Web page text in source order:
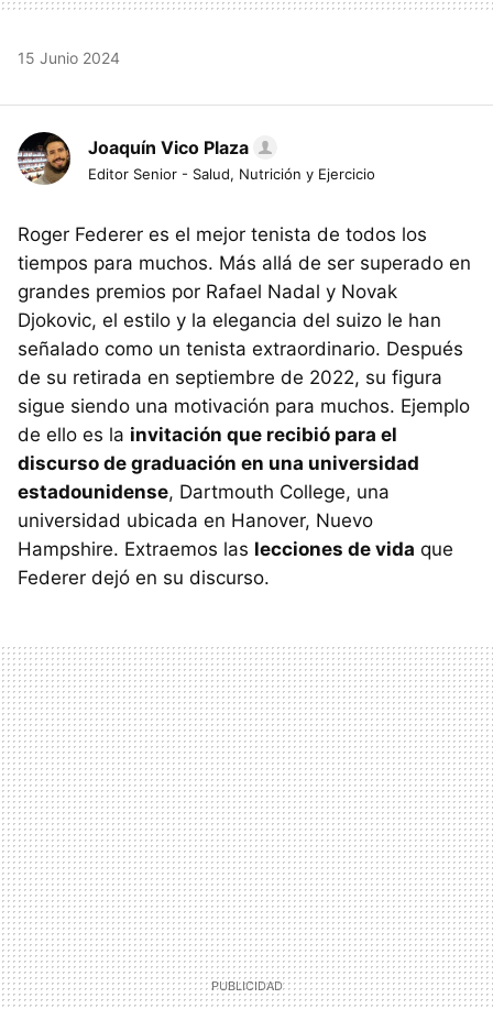
15 Junio 2024
Joaquín Vico Plaza
Editor Senior - Salud, Nutrición y Ejercicio
Roger Federer es el mejor tenista de todos los
tiempos para muchos. Más allá de ser superado en
grandes premios por Rafael Nadal y Novak
Djokovic, el estilo y la elegancia del suizo le han
señalado como un tenista extraordinario. Después
de su retirada en septiembre de 2022, su figura
sigue siendo una motivación para muchos. Ejemplo
de ello es la invitación que recibió para el
discurso de graduación en una universidad
estadounidense, Dartmouth College, una
universidad ubicada en Hanover, Nuevo
Hampshire. Extraemos las lecciones de vida que
Federer dejó en su discurso.